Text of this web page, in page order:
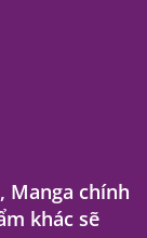
Manga chính
khác sẽ